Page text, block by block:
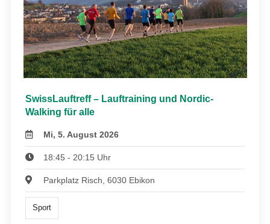
SwissLauftreff – Lauftraining und Nordic-
Walking für alle
Mi, 5. August 2026
18:45 - 20:15 Uhr
Parkplatz Risch, 6030 Ebikon
Sport